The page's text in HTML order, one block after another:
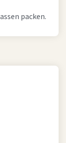
packen.